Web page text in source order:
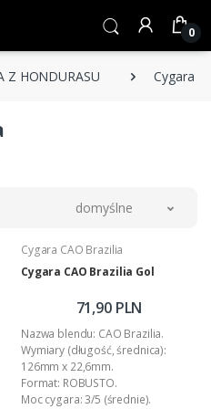
0
Z HONDURASU Cygara
domyślne
Cygara CAO Brazilia
Cygara CAO Brazilia Gol
71,90 PLN
Nazwa blendu: CAO Brazilia.
Wymiary (długość, średnica):
126mm x 22,6mm.
Format: ROBUSTO.
Moc cygara: 3/5 (średnie).